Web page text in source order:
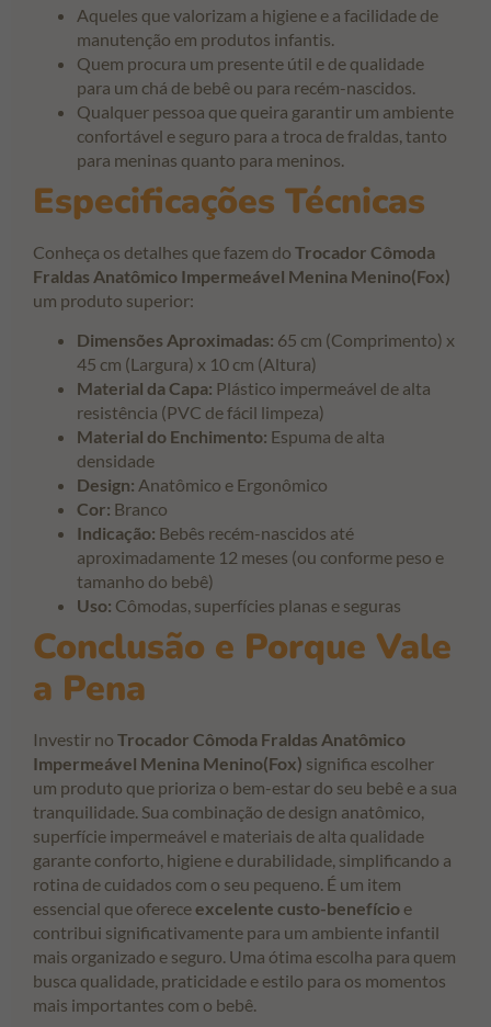
Aqueles que valorizam a higiene e a facilidade de
manutenção em produtos infantis.
Quem procura um presente útil e de qualidade
para um chá de bebê ou para recém-nascidos.
Qualquer pessoa que queira garantir um ambiente
confortável e seguro para a troca de fraldas, tanto
para meninas quanto para meninos.
Especificações Técnicas
Conheça os detalhes que fazem do Trocador Cômoda
Fraldas Anatômico Impermeável Menina Menino(Fox)
um produto superior:
Dimensões Aproximadas: 65 cm (Comprimento) x
45 cm (Largura) x 10 cm (Altura)
Material da Capa: Plástico impermeável de alta
resistência (PVC de fácil limpeza)
Material do Enchimento: Espuma de alta
densidade
Design: Anatômico e Ergonômico
Cor: Branco
Indicação: Bebês recém-nascidos até
aproximadamente 12 meses (ou conforme peso e
tamanho do bebê)
Uso: Cômodas, superfícies planas e seguras
Conclusão e Porque Vale
a Pena
Investir no Trocador Cômoda Fraldas Anatômico
Impermeável Menina Menino(Fox) significa escolher
um produto que prioriza o bem-estar do seu bebê e a sua
tranquilidade. Sua combinação de design anatômico,
superfície impermeável e materiais de alta qualidade
garante conforto, higiene e durabilidade, simplificando a
rotina de cuidados com o seu pequeno. É um item
essencial que ofereceexcelente custo-benefício e
contribui significativamente para um ambiente infantil
mais organizado e seguro. Uma ótima escolha para quem
busca qualidade, praticidade e estilo para os momentos
mais importantes com o bebê.